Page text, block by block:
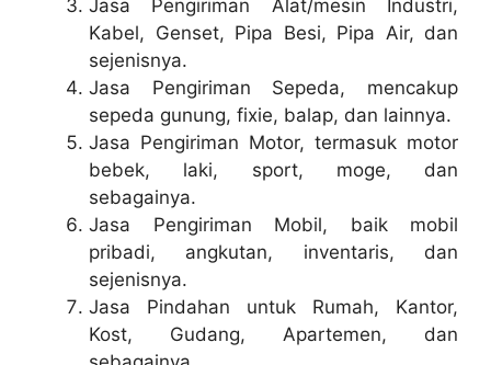
Jasa Pengiriman Alat/mesin Industri,
Kabel, Genset, Pipa Besi, Pipa Air, dan
sejenisnya.
Jasa Pengiriman Sepeda, mencakup
sepeda gunung, fixie, balap, dan lainnya.
Jasa Pengiriman Motor, termasuk motor
bebek, laki, sport, moge, dan
sebagainya.
Jasa Pengiriman Mobil, baik mobil
pribadi, angkutan, inventaris, dan
sejenisnya.
Jasa Pindahan untuk Rumah, Kantor,
Kost, Gudang, Apartemen, dan